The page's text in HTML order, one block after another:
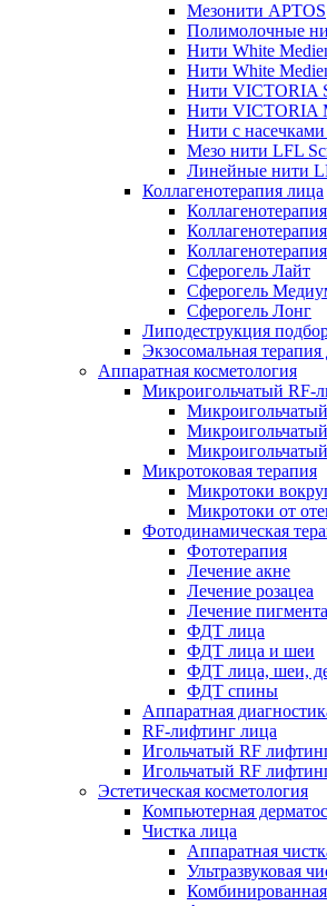
Мезонити APTOS
Полимолочные
Нити White
Нити White
Нити VICTORIA
Нити VICTORIA
Нити с
Мезо нити LFL
Линейные нити
Коллагенотерапия лица
Сферогель Лайт
Сферогель
Сферогель Лонг
Липодеструкция
Экзосомальная терапия
Аппаратная косметология
Микроигольчатый RF-
Микротоковая терапия
Микротоки
Микротоки от
Фотодинамическая
Фототерапия
Лечение акне
Лечение розацеа
Лечение
ФДТ лица
ФДТ лица и шеи
ФДТ лица, шеи,
ФДТ спины
Аппаратная
RF-лифтинг лица
Игольчатый RF
Игольчатый RF
Эстетическая косметология
Компьютерная
Чистка лица
Аппаратная
Ультразвуковая